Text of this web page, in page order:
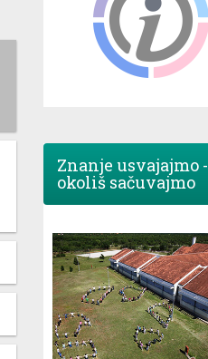
Znanje usvajajmo -
okoliš sačuvajmo